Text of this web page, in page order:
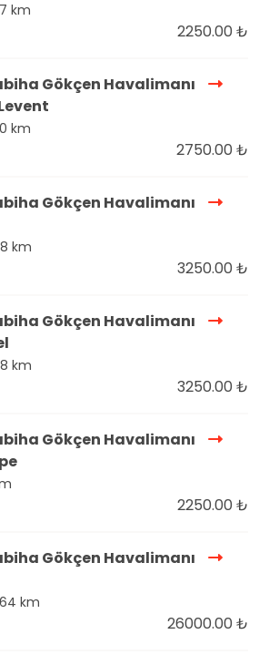
km
2250.00 ₺
Gökçen Havalimanı
km
2750.00 ₺
Gökçen Havalimanı
km
3250.00 ₺
Gökçen Havalimanı
km
3250.00 ₺
Gökçen Havalimanı
2250.00 ₺
Gökçen Havalimanı
km
26000.00 ₺